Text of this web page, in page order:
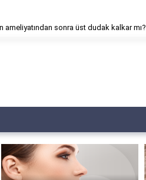
ameliyatından sonra üst dudak kalkar mı?